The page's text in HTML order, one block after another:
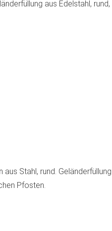
aus Edelstahl, rund,
aus Stahl, rund. Geländerfüllung
Pfosten.